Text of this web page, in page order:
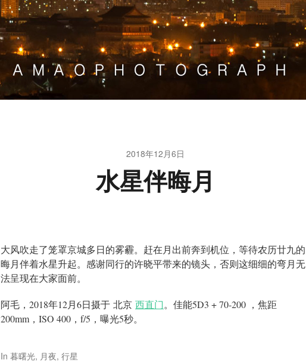
2018年12月6日
水星伴晦月
大风吹走了笼罩京城多日的雾霾。赶在月出前奔到机位，等待农历廿九的
晦月伴着水星升起。感谢同行的许晓平带来的镜头，否则这细细的弯月无
法呈现在大家面前。
阿毛，2018年12月6日摄于 北京 西直门。佳能5D3 + 70-200 ，焦距
200mm，ISO 400，f/5，曝光5秒。
In 暮曙光, 月夜, 行星